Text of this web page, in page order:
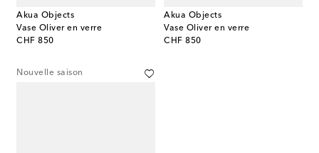
Akua Objects
Vase Oliver en verre
CHF 850
original price
Akua Objects
Vase Oliver en verre
CHF 850
original price
Nouvelle saison